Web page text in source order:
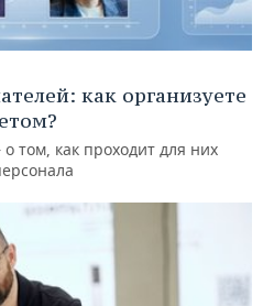
как организуете
том, как проходит для них